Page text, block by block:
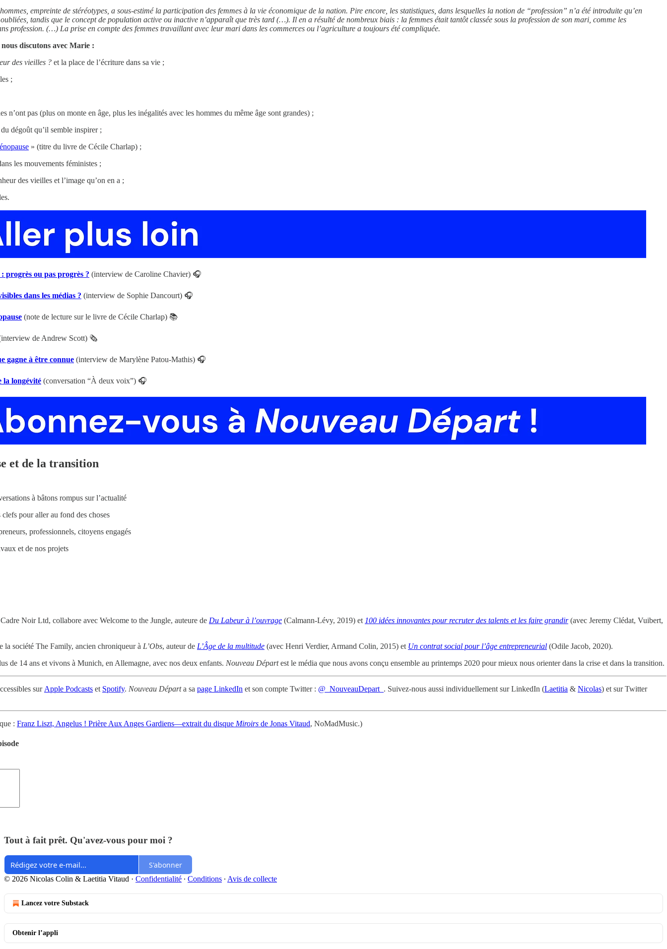
empreinte de stéréotypes, a sous-estimé la participation des femmes à la vie économique de la nation. Pire encore, les statistiques, dans lesquelles la notion de “profession” n’a été introduite qu’en
tandis que le concept de population active ou inactive n’apparaît que très tard (…). Il en a résulté de nombreux biais : la femmes était tantôt classée sous la profession de son mari, comme les
profession. (…) La prise en compte des femmes travaillant avec leur mari dans les commerces ou l’agriculture a toujours été compliquée.
discutons avec Marie :
des vieilles ? et la place de l’écriture dans sa vie ;
;
n’ont pas (plus on monte en âge, plus les inégalités avec les hommes du même âge sont grandes) ;
dégoût qu’il semble inspirer ;
» (titre du livre de Cécile Charlap) ;
les mouvements féministes ;
des vieilles et l’image qu’on en a ;
progrès ou pas progrès ? (interview de Caroline Chavier) 🎧
dans les médias ? (interview de Sophie Dancourt) 🎧
(note de lecture sur le livre de Cécile Charlap) 📚
de Andrew Scott) 🗞️
gagne à être connue (interview de Marylène Patou-Mathis) 🎧
la longévité (conversation “À deux voix”) 🎧
et de la transition
à bâtons rompus sur l’actualité
pour aller au fond des choses
professionnels, citoyens engagés
et de nos projets
Noir Ltd, collabore avec Welcome to the Jungle, auteure de Du Labeur à l’ouvrage (Calmann-Lévy, 2019) et100 idées innovantes pour recruter des talents et les faire grandir(avec Jeremy Clédat, Vuibert,
la société The Family, ancien chroniqueur à L’Obs, auteur de L’Âge de la multitude (avec Henri Verdier, Armand Colin, 2015) et Un contrat social pour l’âge entrepreneurial (Odile Jacob, 2020).
de 14 ans et vivons à Munich, en Allemagne, avec nos deux enfants. Nouveau Départest le média que nous avons conçu ensemble au printemps 2020 pour mieux nous orienter dans la crise et dans la transition.
surApple Podcasts et Spotify. Nouveau Départa sa page LinkedIn et son compte Twitter : @_NouveauDepart_ . Suivez-nous aussi individuellement sur LinkedIn (Laetitia & Nicolas) et sur Twitter
: Franz Liszt, Angelus ! Prière Aux Anges Gardiens—extrait du disque Miroirs de Jonas Vitaud, NoMadMusic.)
Tout à fait prêt. Qu'avez-vous pour moi ?
S'abonner
© 2026 Nicolas Colin & Laetitia Vitaud · Confidentialité ∙ Conditions ∙ Avis de collecte
Lancez votre Substack
Obtenir l’appli